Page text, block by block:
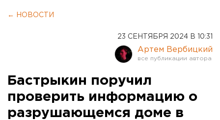
← НОВОСТИ
23 СЕНТЯБРЯ 2024 В 10:31
Артем Вербицкий
Бастрыкин поручил
проверить информацию о
разрушающемся доме в